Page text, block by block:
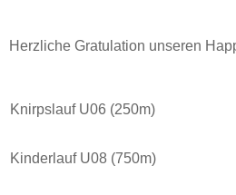
Herzliche Gratulation unseren
Knirpslauf U06 (250m)
Kinderlauf U08 (750m)